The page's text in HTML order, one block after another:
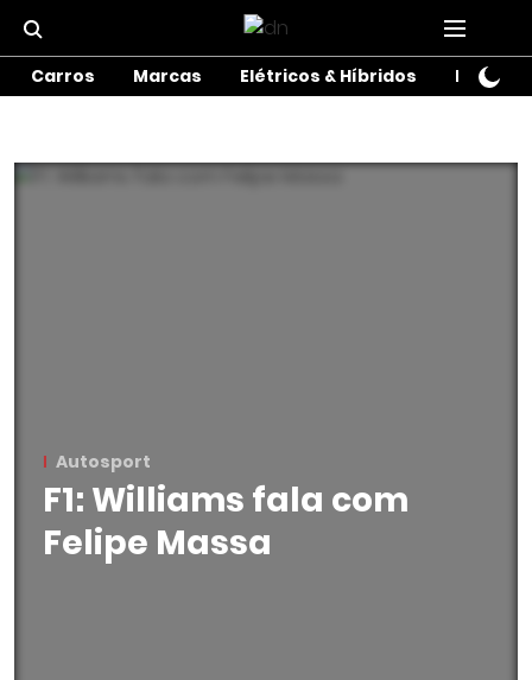
Carros Marcas Elétricos & Híbridos Motos
Autosport
F1: Williams fala com
Felipe Massa